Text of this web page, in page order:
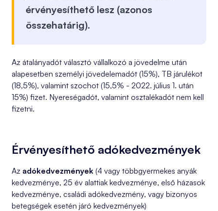
érvényesíthető lesz (azonos
összehatárig).
Az átalányadót választó vállalkozó a jövedelme után
alapesetben személyi jövedelemadót (15%), TB járulékot
(18,5%), valamint szochot (15,5% - 2022. július 1. után
15%) fizet. Nyereségadót, valamint osztalékadót nem kell
fizetni.
Érvényesíthető adókedvezmények
Az adókedvezmények (4 vagy többgyermekes anyák
kedvezménye, 25 év alattiak kedvezménye, első házasok
kedvezménye, családi adókedvezmény, vagy bizonyos
betegségek esetén járó kedvezmények)